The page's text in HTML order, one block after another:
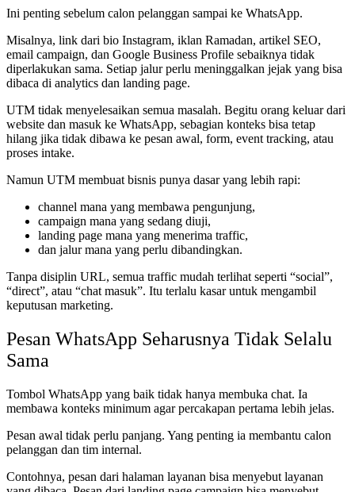
Ini penting sebelum calon pelanggan sampai ke WhatsApp.
Misalnya, link dari bio Instagram, iklan Ramadan, artikel SEO,
email campaign, dan Google Business Profile sebaiknya tidak
diperlakukan sama. Setiap jalur perlu meninggalkan jejak yang bisa
dibaca di analytics dan landing page.
UTM tidak menyelesaikan semua masalah. Begitu orang keluar dari
website dan masuk ke WhatsApp, sebagian konteks bisa tetap
hilang jika tidak dibawa ke pesan awal, form, event tracking, atau
proses intake.
Namun UTM membuat bisnis punya dasar yang lebih rapi:
channel mana yang membawa pengunjung,
campaign mana yang sedang diuji,
landing page mana yang menerima traffic,
dan jalur mana yang perlu dibandingkan.
Tanpa disiplin URL, semua traffic mudah terlihat seperti “social”,
“direct”, atau “chat masuk”. Itu terlalu kasar untuk mengambil
keputusan marketing.
Pesan WhatsApp Seharusnya Tidak Selalu
Sama
Tombol WhatsApp yang baik tidak hanya membuka chat. Ia
membawa konteks minimum agar percakapan pertama lebih jelas.
Pesan awal tidak perlu panjang. Yang penting ia membantu calon
pelanggan dan tim internal.
Contohnya, pesan dari halaman layanan bisa menyebut layanan